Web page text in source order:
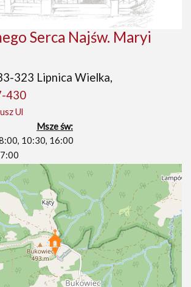
Serca Najśw. Maryi
323 Lipnica Wielka,
430
Ul
Msze św:
10:30, 16:00